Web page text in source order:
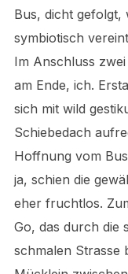
Bus, dicht gefolgt,
symbiotisch
Im Anschluss
am Ende, ich.
sich mit wild
Schiebedach
Hoffnung vom
ja, schien die
eher fruchtlos.
Go, das durch die
schmalen Strasse